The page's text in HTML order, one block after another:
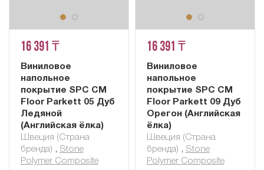
16 391 ₸
Виниловое
напольное
покрытие SPC CM
Floor Parkett 05 Дуб
Ледяной
(Английская ёлка)
Швеция (Страна
бренда) , Stone
Polymer Composite
16 391 ₸
Виниловое
напольное
покрытие SPC CM
Floor Parkett 09 Дуб
Орегон (Английская
ёлка)
Швеция (Страна
бренда) , Stone
Polymer Composite